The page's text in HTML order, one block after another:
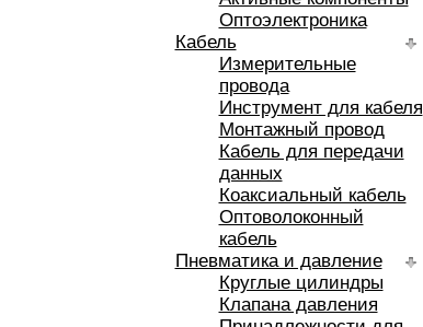
Оптоэлектроника
Кабель
Измерительные
провода
Инструмент для кабеля
Монтажный провод
Кабель для передачи
данных
Коаксиальный кабель
Оптоволоконный
кабель
Пневматика и давление
Круглые цилиндры
Клапана давления